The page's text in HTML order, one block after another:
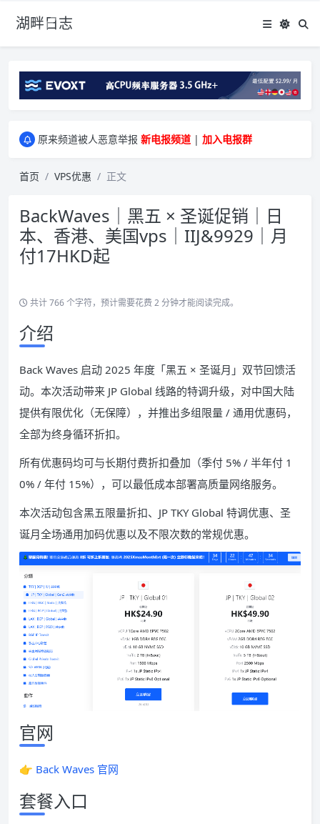
湖畔日志
greenwebpage|香港|日本|新加坡|美国等多地vps测评|移动直连|1Gbps带宽|年付€29
原来频道被人恶意举报 新电报频道 | 加入电报群
首页 VPS优惠 正文
BackWaves｜黑五 × 圣诞促销｜日
本、香港、美国vps｜IIJ&9929｜月
付17HKD起
共计 766 个字符，预计需要花费 2 分钟才能阅读完成。
介绍
Back Waves 启动 2025 年度「黑五 × 圣诞月」双节回馈活
动。本次活动带来 JP Global 线路的特调升级，对中国大陆
提供有限优化（无保障），并推出多组限量 / 通用优惠码，
全部为终身循环折扣。
所有优惠码均可与长期付费折扣叠加（季付 5% / 半年付 1
0% / 年付 15%），可以最低成本部署高质量网络服务。
本次活动包含黑五限量折扣、JP TKY Global 特调优惠、圣
诞月全场通用加码优惠以及不限次数的常规优惠。
官网
👉 Back Waves 官网
套餐入口